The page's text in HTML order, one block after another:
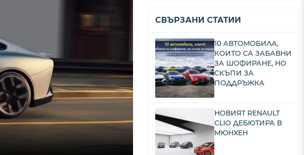
СВЪРЗАНИ СТАТИИ
10 АВТОМОБИЛА,
КОИТО СА ЗАБАВНИ
ЗА ШОФИРАНЕ, НО
СКЪПИ ЗА
ПОДДРЪЖКА
НОВИЯТ RENAULT
CLIO ДЕБЮТИРА В
МЮНХЕН